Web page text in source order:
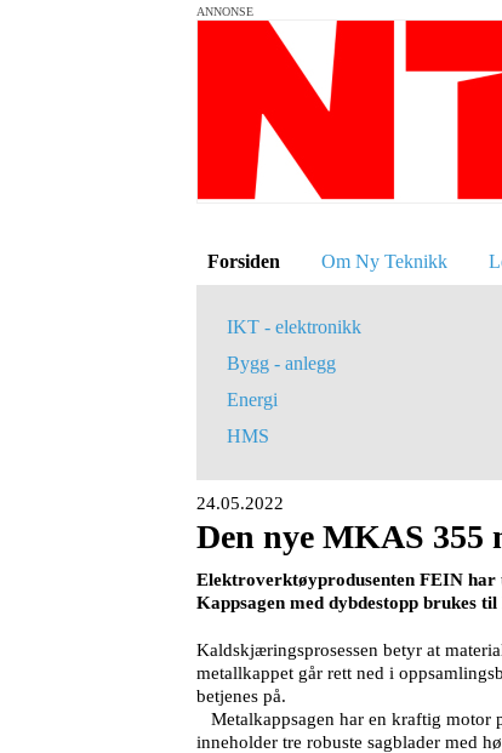
ANNONSE
Forsiden Om Ny Teknikk
IKT - elektronikk
Bygg - anlegg
Energi
HMS
24.05.2022
Den nye MKAS 355
Elektroverktøyprodusenten FEIN
Kappsagen med dybdestopp brukes
Kaldskjæringsprosessen betyr at
metallkappet går rett ned i
betjenes på.
Metalkappsagen har en kraftig motor
inneholder tre robuste sagblader med